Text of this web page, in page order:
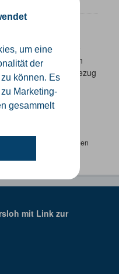
um eine
der
können. Es
Marketing-
gesammelt
NRW
NRW sind eine
Nordrhein-Westfalen
Informationen in Bezug
Sie sich bitte an einen